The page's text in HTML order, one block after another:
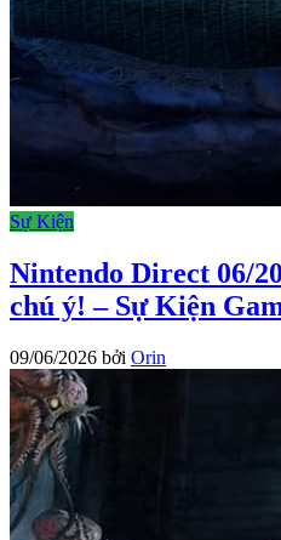
Sự Kiện
Nintendo Direct 06/
chú ý! – Sự Kiện
09/06/2026 bởi Orin